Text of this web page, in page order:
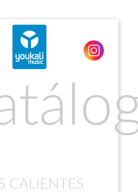
EXPOSE FRAMEWORK FOR JOOMLA 2.5 AND 3.0+
CALIENTES